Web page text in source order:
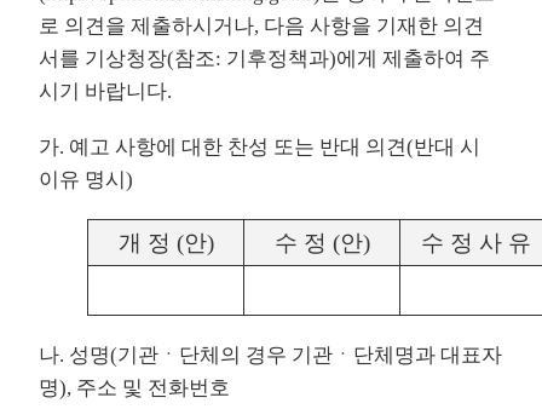
로 의견을 제출하시거나, 다음 사항을 기재한 의견
서를 기상청장(참조: 기후정책과)에게 제출하여 주
시기 바랍니다.
가. 예고 사항에 대한 찬성 또는 반대 의견(반대 시
이유 명시)
개 정 (안) 수 정 (안) 수 정 사 유
나. 성명(기관ㆍ단체의 경우 기관ㆍ단체명과 대표자
명), 주소 및 전화번호